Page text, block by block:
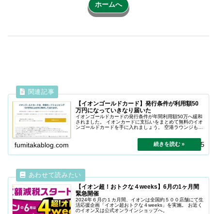
ホームへ
【イオンゴールドカード】発行条件が利用額50
万円になっていきなり届いた
イオンゴールドカードの発行条件が年間利用額50万へ緩和
されました。 イオンカードに支払いをまとめて無料のイオ
ンゴールドカードを手に入れましょう。 空港ラウンジも使
fumitakablog.com 2025.12.25
【イオン超！おトクな４weeks】6月の1ヶ月間
緊急開催
2024年６月の１カ月間、イオンは全国約５００店舗にて生
活応援企画「イオン超おトクな４weeks」を実施。 お近く
のイオン又は公式オンラインショップへ。